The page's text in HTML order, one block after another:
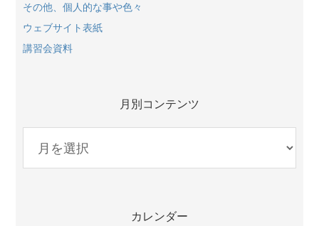
その他、個人的な事や色々
ウェブサイト表紙
講習会資料
月別コンテンツ
コ
カレンダー